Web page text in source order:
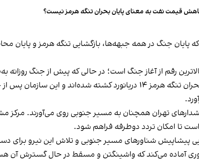
قیمت نفت به معنای پایان بحران تنگه هرمز نیست؟
تفاهم‌نامه ۱۴ بندی اسلام‌آباد که پایان جنگ در همه جبهه‌ها، بازگشایی
تهران همچنان به مسیر جنوبی روی می‌آورند. مرکز
تا امکان تردد دوطرفه فراهم شود.
پیشاپیش شناورهای مسیر جنوبی و تلاش این نیرو برای
آماده می‌کند که واشینگتن و مسقط در حال گسترش آن